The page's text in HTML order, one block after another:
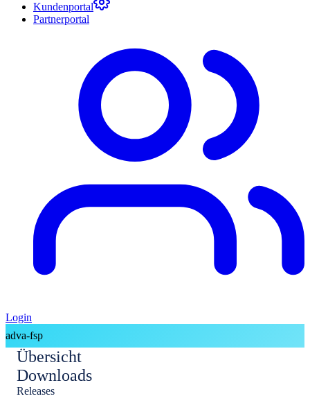
Kundenportal
Partnerportal
Login
adva-fsp
Übersicht
Downloads
Releases